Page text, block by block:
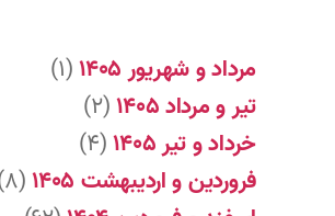
مرداد و شهریور ۱۴۰۵
(۱)
تیر و مرداد ۱۴۰۵
(۲)
خرداد و تیر ۱۴۰۵
(۴)
فروردین و اردیبهشت ۱۴۰۵
(۸)